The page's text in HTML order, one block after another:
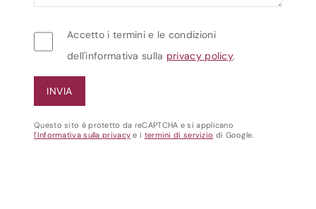
Accetto i termini e le condizioni
dell'informativa sulla privacy policy.
Questo sito è protetto da reCAPTCHA e si applicano
l'Informativa sulla privacy e i termini di servizio di Google.